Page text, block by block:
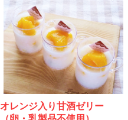
オレンジ入り甘酒ゼリー